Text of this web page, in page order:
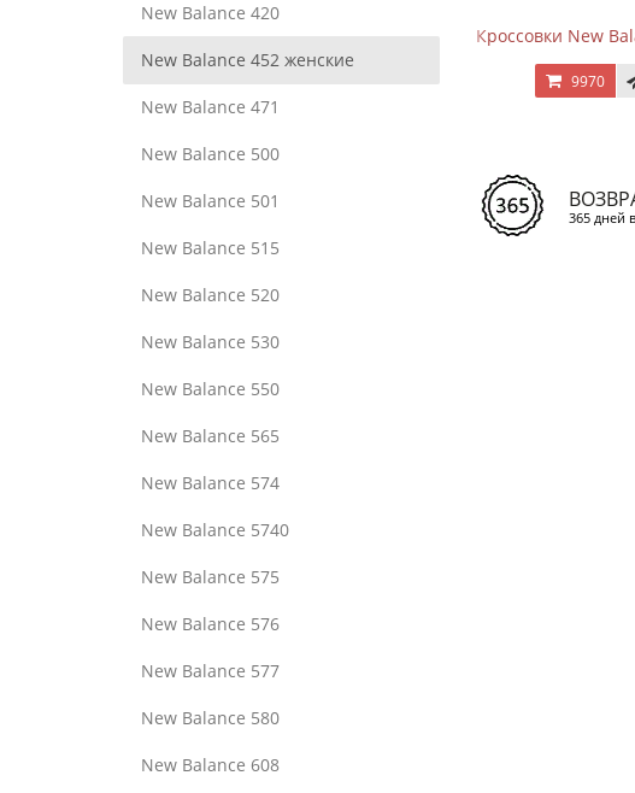
New Balance 420
New Balance 452 женские
New Balance 471
New Balance 500
New Balance 501
New Balance 515
New Balance 520
New Balance 530
New Balance 550
New Balance 565
New Balance 574
New Balance 5740
New Balance 575
New Balance 576
New Balance 577
New Balance 580
New Balance 608
Кроссовки New Balance 1906 Black Silver MetallicКроссовки New
9970
365 дней